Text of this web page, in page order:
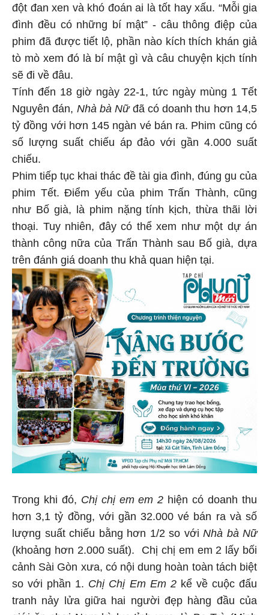
đột đan xen và khó đoán ai là tốt hay xấu. “Mỗi gia
đình đều có những bí mật” - câu thông điệp của
phim đã được tiết lộ, phần nào kích thích khán giả
tò mò xem đó là bí mật gì và câu chuyện kịch tính
sẽ đi về đâu.
Tính đến 18 giờ ngày 22-1, tức ngày mùng 1 Tết
Nguyên đán, Nhà bà Nữđã có doanh thu hơn 14,5
tỷ đồng với hơn 145 ngàn vé bán ra. Phim cũng có
số lượng suất chiếu áp đảo với gần 4.000 suất
chiếu.
Phim tiếp tục khai thác đề tài gia đình, đúng gu của
phim Tết. Điểm yếu của phim Trấn Thành, cũng
như Bố già, là phim nặng tính kịch, thừa thãi lời
thoại. Tuy nhiên, đây có thể xem như một dự án
thành công nữa của Trấn Thành sau Bố già, dựa
trên đánh giá doanh thu khả quan hiện tại.
Trong khi đó, Chị chị em em 2 hiện có doanh thu
hơn 3,1 tỷ đồng, với gần 32.000 vé bán ra và số
lượng suất chiếu bằng hơn 1/2 so với Nhà bà Nữ
(khoảng hơn 2.000 suất). Chị chị em em 2 lấy bối
cảnh Sài Gòn xưa, có nội dung hoàn toàn tách biệt
so với phần 1. Chị Chị Em Em 2kể về cuộc đấu
tranh nảy lửa giữa hai người đẹp hàng đầu của